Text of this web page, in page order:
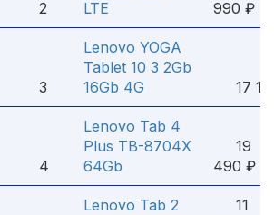
2
LTE
990 ₽
3
Lenovo YOGA
Tablet 10 3 2Gb
16Gb 4G
17
4
Lenovo Tab 4
Plus TB-8704X
64Gb
19
490 ₽
Lenovo Tab 2
11